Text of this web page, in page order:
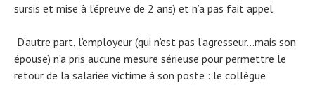
sursis et mise à l’épreuve de 2 ans) et n’a pas fait appel.
D’autre part, l’employeur (qui n’est pas l’agresseur…mais son
épouse) n’a pris aucune mesure sérieuse pour permettre le
retour de la salariée victime à son poste : le collègue